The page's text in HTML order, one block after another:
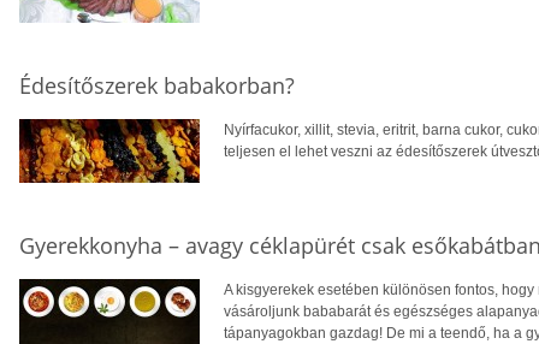
Édesítőszerek babakorban?
Nyírfacukor, xillit, stevia, eritrit, barna cukor,
teljesen el lehet veszni az édesítőszerek
Gyerekkonyha – avagy céklapürét csak
A kisgyerekek esetében különösen fontos,
vásároljunk bababarát és egészséges
tápanyagokban gazdag! De mi a teendő, ha a